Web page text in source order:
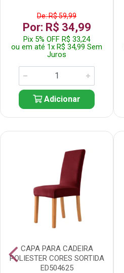
De: R$ 59,99
Por: R$ 34,99
Pix 5% OFF R$ 33,24
ou em até 1x R$ 34,99 Sem
Juros
Adicionar
CAPA PARA CADEIRA
POLIESTER CORES SORTIDA
ED504625